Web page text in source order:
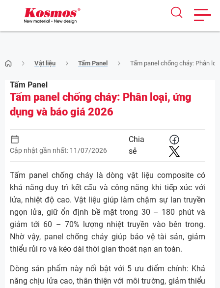
to
content
Vật liệu Tấm Panel Tấm panel chống cháy: Phân
Tấm Panel
Tấm panel chống cháy: Phân loại, ứng
dụng và báo giá 2026
Cập nhật gần nhất: 11/07/2026
Chia
sẻ
Tấm panel chống cháy là dòng vật liệu composite có
khả năng duy trì kết cấu và công năng khi tiếp xúc với
lửa, nhiệt độ cao. Vật liệu giúp làm chậm sự lan truyền
ngọn lửa, giữ ổn định bề mặt trong 30 – 180 phút và
giảm tới 60 – 70% lượng nhiệt truyền vào bên trong.
Nhờ vậy, panel chống cháy giúp bảo vệ tài sản, giảm
thiểu rủi ro và kéo dài thời gian thoát nạn an toàn.
Dòng sản phẩm này nổi bật với 5 ưu điểm chính: Khả
năng chịu lửa cao, thân thiện với môi trường, giảm thiểu